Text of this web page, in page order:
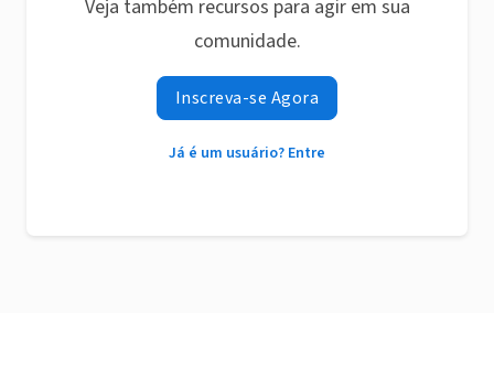
Veja também recursos para agir em sua
comunidade.
Inscreva-se Agora
Já é um usuário? Entre